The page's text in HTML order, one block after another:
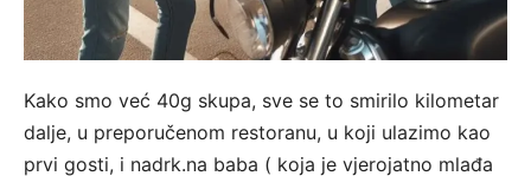
Kako smo već 40g skupa, sve se to smirilo kilometar
dalje, u preporučenom restoranu, u koji ulazimo kao
prvi gosti, i nadrk.na baba ( koja je vjerojatno mlađa